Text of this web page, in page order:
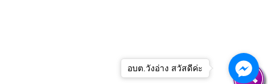
อบต.วังอ่าง สวัสดีค่ะ